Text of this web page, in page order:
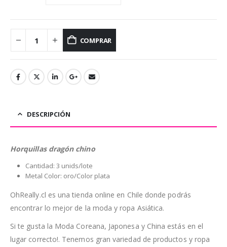
COMPRAR
DESCRIPCIÓN
Horquillas dragón chino
Cantidad: 3 unids/lote
Metal Color: oro/Color plata
OhReally.cl es una tienda online en Chile donde podrás
encontrar lo mejor de la moda y ropa Asiática.
Si te gusta la Moda Coreana, Japonesa y China estás en el
lugar correcto!. Tenemos gran variedad de productos y ropa